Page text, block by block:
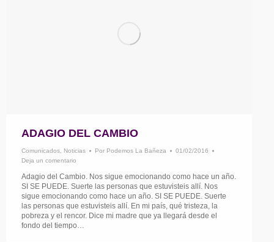
ADAGIO DEL CAMBIO
Comunicados, Noticias Por Podemos La Bañeza
01/02/2016
Deja un comentario
Adagio del Cambio. Nos sigue emocionando como hace un año.
SI SE PUEDE. Suerte las personas que estuvisteis allí. Nos
sigue emocionando como hace un año. SI SE PUEDE. Suerte
las personas que estuvisteis allí. En mi país, qué tristeza, la
pobreza y el rencor. Dice mi madre que ya llegará desde el
fondo del tiempo…